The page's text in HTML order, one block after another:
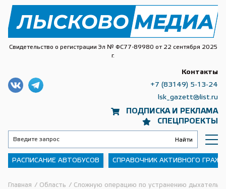
Свидетельство о регистрации Эл № ФС77-89980 от 22 сентября 2025
г.
ПОДПИСКА И РЕКЛАМА
СПЕЦПРОЕКТЫ
Контакты
+7 (83149) 5-13-24
lsk_gazett@list.ru
РАСПИСАНИЕ АВТОБУСОВ СПРАВОЧНИК АКТИВНОГО
Главная / Область / Сложную операцию по устранению